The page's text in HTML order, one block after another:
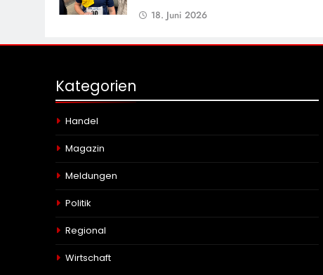
18. Juni 2026
Kategorien
Handel
Magazin
Meldungen
Politik
Regional
Wirtschaft